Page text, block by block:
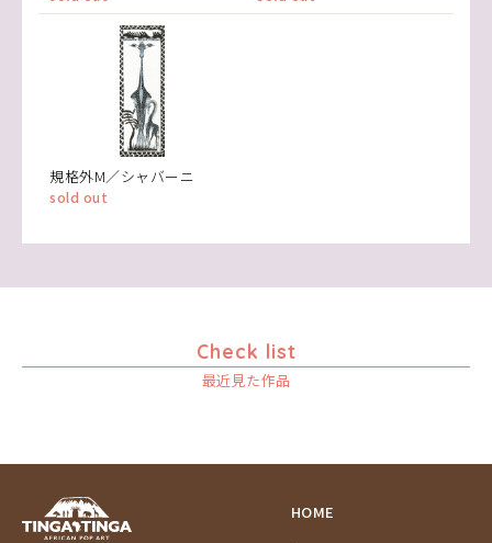
規格外M／シャバーニ
sold out
Check list
最近見た作品
HOME